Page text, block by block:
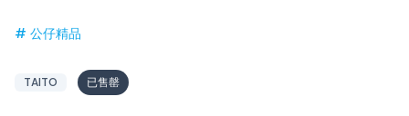
# 公仔精品
TAITO 已售罄